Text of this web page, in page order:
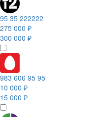
95 35 222222
275 000 ₽
300 000 ₽
983 606 95 95
10 000 ₽
15 000 ₽